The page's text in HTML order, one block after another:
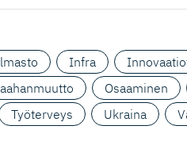
Infra
Osaaminen
Työterveys Ukraina